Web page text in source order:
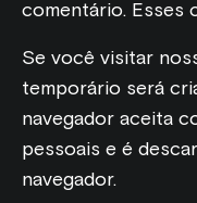
comentário. Esses
Se você visitar
temporário será
navegador aceita
pessoais e é
navegador.